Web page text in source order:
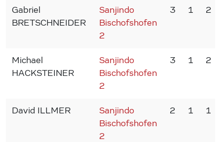
Gabriel
BRETSCHNEIDER
Sanjindo
Bischofshofen
2
3 1 2
Michael
HACKSTEINER
Sanjindo
Bischofshofen
2
3 1 2
David ILLMER
Sanjindo
Bischofshofen
2
2 1 1